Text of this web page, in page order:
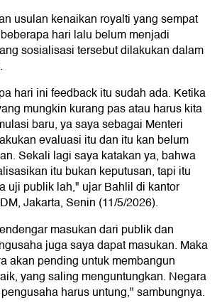
usulan kenaikan royalti yang sempat
hari lalu belum menjadi
sosialisasi tersebut dilakukan dalam
hari ini feedback itu sudah ada. Ketika
mungkin kurang pas atau harus kita
baru, ya saya sebagai Menteri
evaluasi itu dan itu kan belum
Sekali lagi saya katakan ya, bahwa
itu bukan keputusan, tapi itu
uji publik lah," ujar Bahlil di kantor
Jakarta, Senin (11/5/2026).
masukan dari publik dan
juga saya dapat masukan. Maka
akan pending untuk membangun
yang saling menguntungkan. Negara
harus untung," sambungnya.